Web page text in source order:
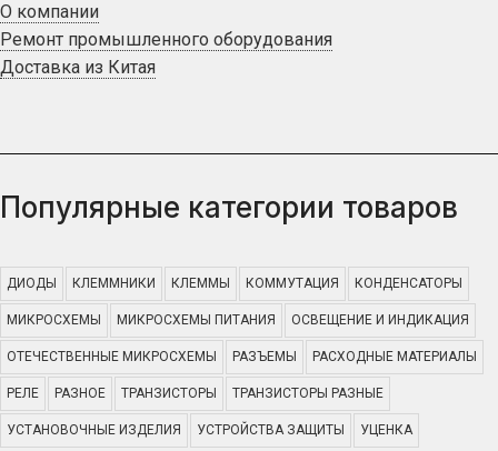
О компании
Ремонт промышленного оборудования
Доставка из Китая
Популярные категории товаров
ДИОДЫ КЛЕММНИКИ КЛЕММЫ КОММУТАЦИЯ КОНДЕНСАТОРЫ
МИКРОСХЕМЫ МИКРОСХЕМЫ ПИТАНИЯ ОСВЕЩЕНИЕ И ИНДИКАЦИЯ
ОТЕЧЕСТВЕННЫЕ МИКРОСХЕМЫ РАЗЪЕМЫ РАСХОДНЫЕ МАТЕРИАЛЫ
РЕЛЕ РАЗНОЕ ТРАНЗИСТОРЫ ТРАНЗИСТОРЫ РАЗНЫЕ
УСТАНОВОЧНЫЕ ИЗДЕЛИЯ УСТРОЙСТВА ЗАЩИТЫ УЦЕНКА